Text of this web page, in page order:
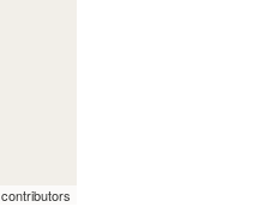
contributors